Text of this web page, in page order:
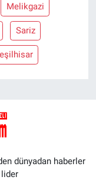
Melikgazi
Sariz
dünyadan haberler